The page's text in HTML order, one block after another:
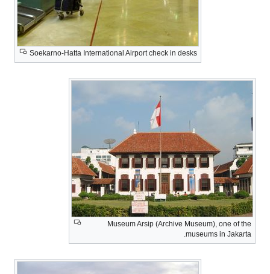
Soekarno-Hatta International Airport check in desks
Museum Arsip (Archive Museum), one of the
museums in Jakarta.